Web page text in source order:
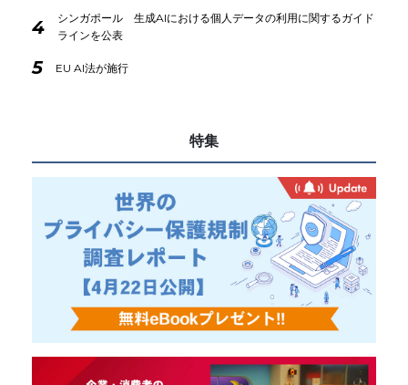
4
シンガポール 生成AIにおける個人データの利用に関するガイド
ラインを公表
5 EU AI法が施行
特集